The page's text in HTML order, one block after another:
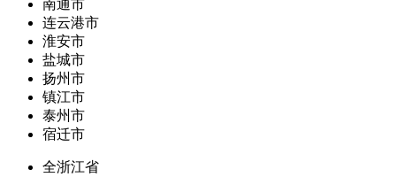
南通市
连云港市
淮安市
盐城市
扬州市
镇江市
泰州市
宿迁市
全浙江省